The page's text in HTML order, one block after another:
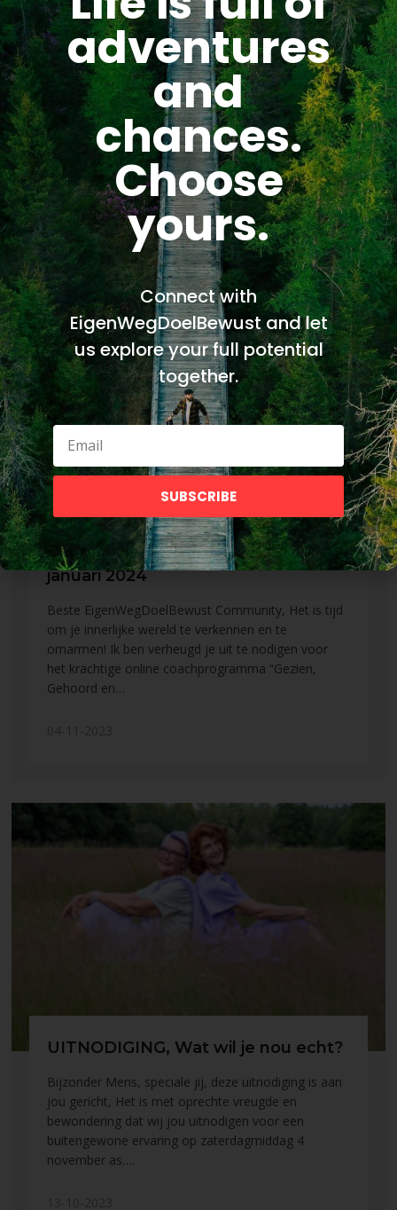
Wordt een Expert in Zelfkennis
WORDT EEN EXPERT IN ZELFKENNIS Mijn
splinternieuwe online training/cursus van mij en voor
jou.Ik ga je leren hoe je jouw Innerlijke Familie gaat
herkennen, erkennen en bewust inzetten! We
starten…
04-12-2023
Nieuw Online Programma, start
januari 2024
Beste EigenWegDoelBewust Community, Het is tijd
om je innerlijke wereld te verkennen en te
omarmen! Ik ben verheugd je uit te nodigen voor
het krachtige online coachprogramma “Gezien,
Gehoord en…
UITNODIGING, Wat wil je nou echt?
Bijzonder Mens, speciale jij, deze uitnodiging is aan
jou gericht, Het is met oprechte vreugde en
bewondering dat wij jou uitnodigen voor een
buitengewone ervaring op zaterdagmiddag 4
november as….
adventures
and
chances.
Choose
yours.
Connect with
EigenWegDoelBewust and let
us explore your full potential
together.
SUBSCRIBE